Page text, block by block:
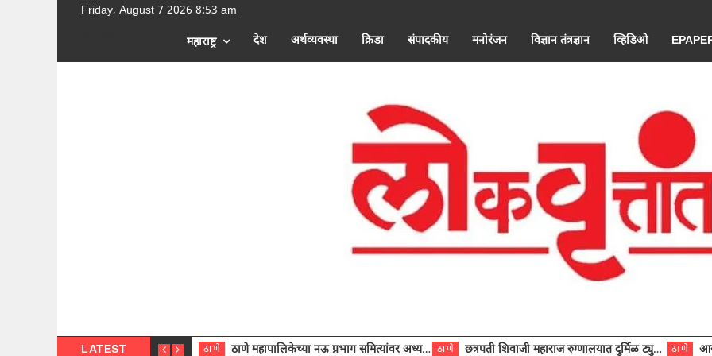
Friday, August 7 2026 8:53 am
महाराष्ट्र देश अर्थव्यवस्था क्रिडा संपादकीय मनोरंजन विज्ञान तंत्रज्ञान व्हिडिओ
LATEST ठाणे ठाणे महापालिकेच्या नऊ प्रभाग समित्यांवर अध्यक्ष विराजमान ठाणे छत्रपती शिवाजी महाराज रुग्णालयात दुर्मिळ ट्युमरची यशस्वी शस्त्रक्रिया ठाणे आरोग्य